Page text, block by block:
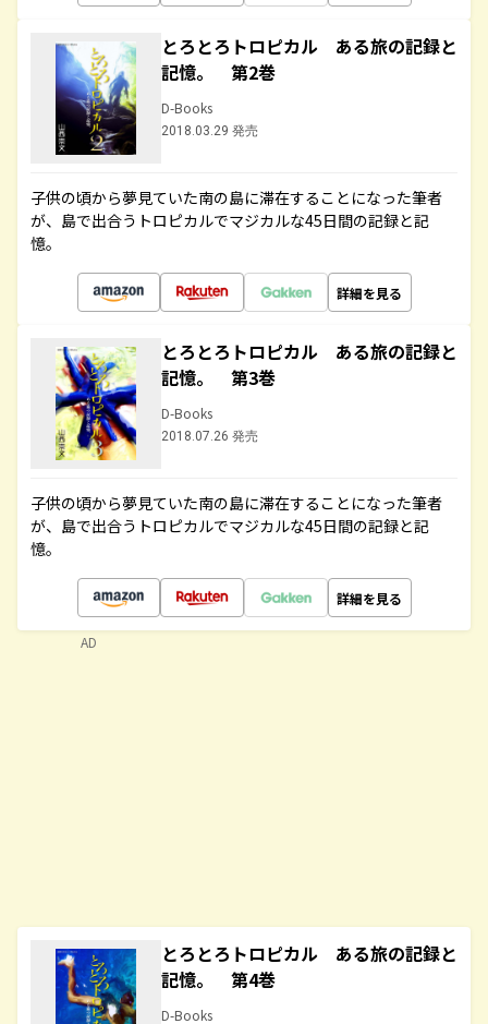
とろとろトロピカル ある旅の記録と
記憶。 第2巻
D-Books
2018.03.29 発売
子供の頃から夢見ていた南の島に滞在することになった筆者
が、島で出合うトロピカルでマジカルな45日間の記録と記
憶。
詳細を見る
とろとろトロピカル ある旅の記録と
記憶。 第3巻
D-Books
2018.07.26 発売
子供の頃から夢見ていた南の島に滞在することになった筆者
が、島で出合うトロピカルでマジカルな45日間の記録と記
憶。
詳細を見る
とろとろトロピカル ある旅の記録と
記憶。 第4巻
D-Books
AD